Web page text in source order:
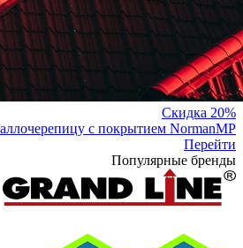
Скидка 20%
с покрытием NormanMP
Перейти
Популярные бренды